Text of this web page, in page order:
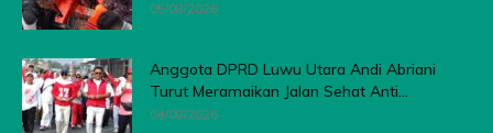
05/08/2026
Anggota DPRD Luwu Utara Andi Abriani
Turut Meramaikan Jalan Sehat Anti...
04/08/2026